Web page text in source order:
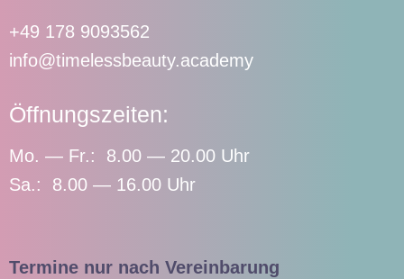
+49 178 9093562
info@timelessbeauty.academy
Öffnungszeiten:
Mo. — Fr.: 8.00 — 20.00 Uhr
Sa.: 8.00 — 16.00 Uhr
Termine nur nach Vereinbarung